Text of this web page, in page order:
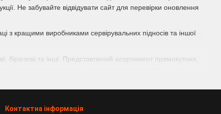
Не забувайте відвідувати сайт для перевірки оновлення
з кращими виробниками сервірувальних підносів та іншої
бірюзові та інші. Представлений асортимент прямокутних,
і Ейфелева вежа.
їх застосовують для подачі страви на стіл або
Контактна інформація